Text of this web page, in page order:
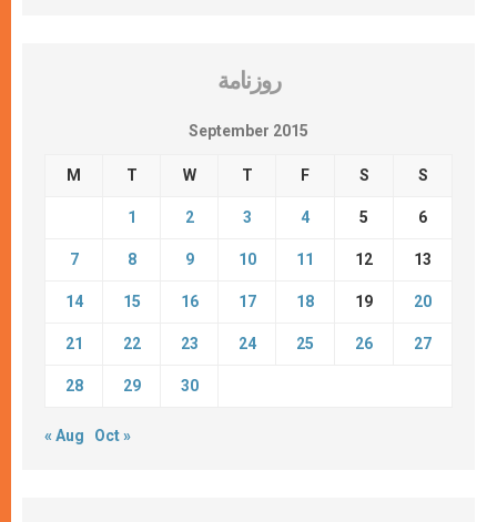
روزنامة
September 2015
M T W T F S S
1 2 3 4 5 6
7 8 9 10 11 12 13
14 15 16 17 18 19 20
21 22 23 24 25 26 27
28 29 30
« Aug Oct »